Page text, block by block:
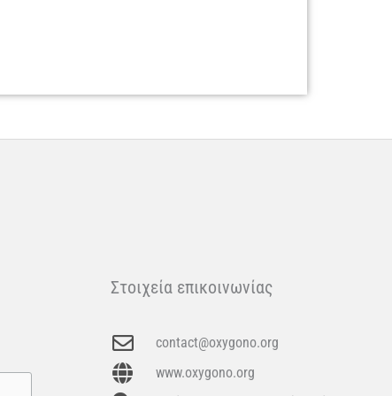
Στοιχεία επικοινωνίας
contact@oxygono.org
www.oxygono.org